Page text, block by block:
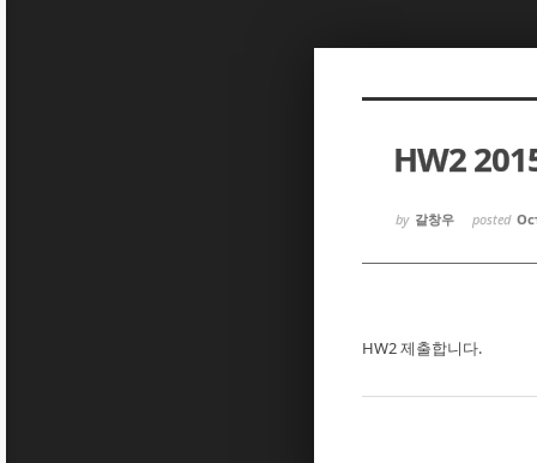
HW2
by 갈창우 posted
HW2 제출합니다.
Sketchbook5, 스케치북5
Sketchbook5, 스케치북5
Sketchbook5, 스케치북5
Sketchbook5, 스케치북5